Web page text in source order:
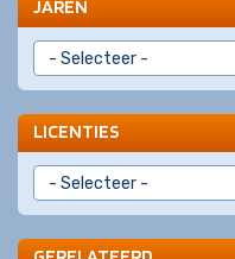
JAREN
LICENTIES